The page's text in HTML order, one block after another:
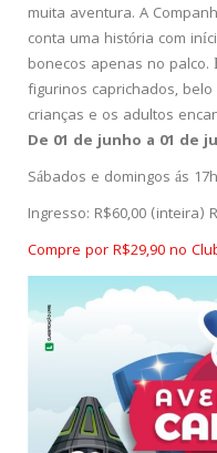
muita aventura. A
conta uma história com
bonecos apenas no palco.
figurinos caprichados,
crianças e os adultos
De 01 de junho a 01 de
Sábados e domingos ás 17h
Ingresso: R$60,00 (inteira)
Compre por R$29,90 no